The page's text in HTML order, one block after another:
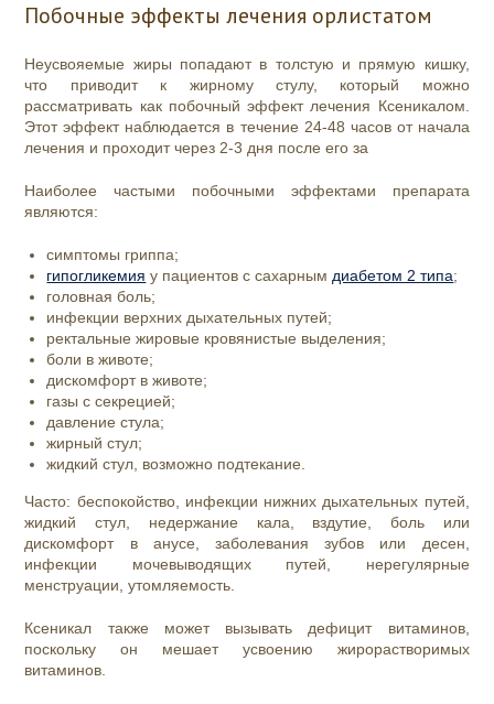
Побочные эффекты лечения орлистатом
Неусвояемые жиры попадают в толстую и прямую кишку,
что приводит к жирному стулу, который можно
рассматривать как побочный эффект лечения Ксеникалом.
Этот эффект наблюдается в течение 24-48 часов от начала
лечения и проходит через 2-3 дня после его за
Наиболее частыми побочными эффектами препарата
являются:
симптомы гриппа;
гипогликемия у пациентов с сахарным диабетом 2 типа;
головная боль;
инфекции верхних дыхательных путей;
ректальные жировые кровянистые выделения;
боли в животе;
дискомфорт в животе;
газы с секрецией;
давление стула;
жирный стул;
жидкий стул, возможно подтекание.
Часто: беспокойство, инфекции нижних дыхательных путей,
жидкий стул, недержание кала, вздутие, боль или
дискомфорт в анусе, заболевания зубов или десен,
инфекции мочевыводящих путей, нерегулярные
менструации, утомляемость.
Ксеникал также может вызывать дефицит витаминов,
поскольку он мешает усвоению жирорастворимых
витаминов.